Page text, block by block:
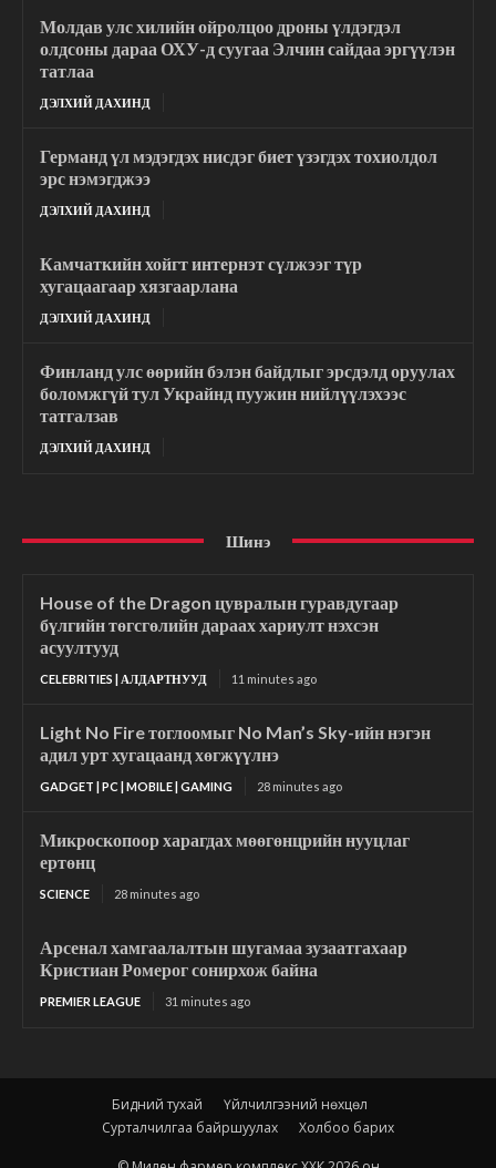
Молдав улс хилийн ойролцоо дроны үлдэгдэл
олдсоны дараа ОХУ-д суугаа Элчин сайдаа эргүүлэн
татлаа
ДЭЛХИЙ ДАХИНД
Германд үл мэдэгдэх нисдэг биет үзэгдэх тохиолдол
эрс нэмэгджээ
ДЭЛХИЙ ДАХИНД
Камчаткийн хойгт интернэт сүлжээг түр
хугацаагаар хязгаарлана
ДЭЛХИЙ ДАХИНД
Финланд улс өөрийн бэлэн байдлыг эрсдэлд оруулах
боломжгүй тул Украйнд пуужин нийлүүлэхээс
татгалзав
ДЭЛХИЙ ДАХИНД
Шинэ
House of the Dragon цувралын гуравдугаар
бүлгийн төгсгөлийн дараах хариулт нэхсэн
асуултууд
CELEBRITIES | АЛДАРТНУУД 11 minutes ago
Light No Fire тоглоомыг No Man’s Sky-ийн нэгэн
адил урт хугацаанд хөгжүүлнэ
GADGET | PC | MOBILE | GAMING 28 minutes ago
Микроскопоор харагдах мөөгөнцрийн нууцлаг
ертөнц
SCIENCE 28 minutes ago
Арсенал хамгаалалтын шугамаа зузаатгахаар
Кристиан Ромерог сонирхож байна
PREMIER LEAGUE 31 minutes ago
Бидний тухай
Үйлчилгээний нөхцөл
Сурталчилгаа байршуулах
Холбоо барих